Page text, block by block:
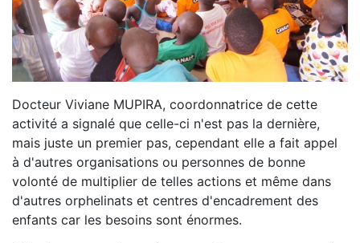
Docteur Viviane MUPIRA, coordonnatrice de cette
activité a signalé que celle-ci n'est pas la dernière,
mais juste un premier pas, cependant elle a fait appel
à d'autres organisations ou personnes de bonne
volonté de multiplier de telles actions et même dans
d'autres orphelinats et centres d'encadrement des
enfants car les besoins sont énormes.